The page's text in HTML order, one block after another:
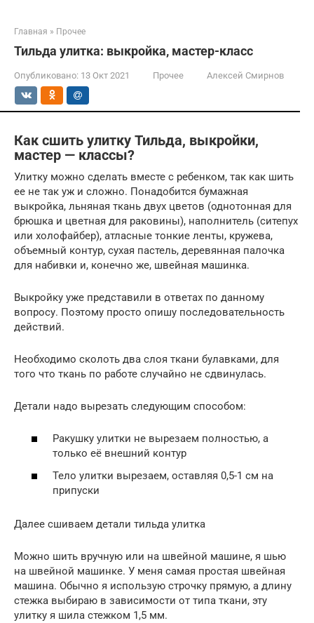
Главная » Прочее
Тильда улитка: выкройка, мастер-класс
Опубликовано: 13 Окт 2021 Прочее Алексей Смирнов
Как сшить улитку Тильда, выкройки,
мастер — классы?
Улитку можно сделать вместе с ребенком, так как шить
ее не так уж и сложно. Понадобится бумажная
выкройка, льняная ткань двух цветов (однотонная для
брюшка и цветная для раковины), наполнитель (ситепух
или холофайбер), атласные тонкие ленты, кружева,
объемный контур, сухая пастель, деревянная палочка
для набивки и, конечно же, швейная машинка.
Выкройку уже представили в ответах по данному
вопросу. Поэтому просто опишу последовательность
действий.
Необходимо сколоть два слоя ткани булавками, для
того что ткань по работе случайно не сдвинулась.
Детали надо вырезать следующим способом:
Ракушку улитки не вырезаем полностью, а
только её внешний контур
Тело улитки вырезаем, оставляя 0,5-1 см на
припуски
Далее сшиваем детали тильда улитка
Можно шить вручную или на швейной машине, я шью
на швейной машинке. У меня самая простая швейная
машина. Обычно я использую строчку прямую, а длину
стежка выбираю в зависимости от типа ткани, эту
улитку я шила стежком 1,5 мм.